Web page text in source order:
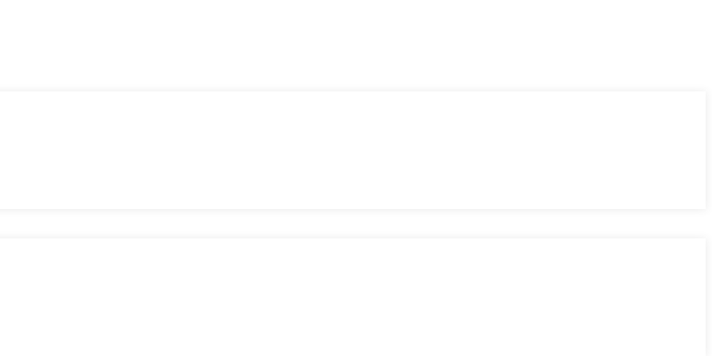
sans complications.
du marché.
des plateformes et des dApps.